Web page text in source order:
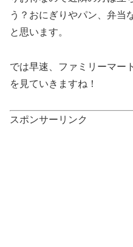
う？おにぎりやパン、弁当
と思います。
では早速、ファミリーマー
を見ていきますね！
スポンサーリンク